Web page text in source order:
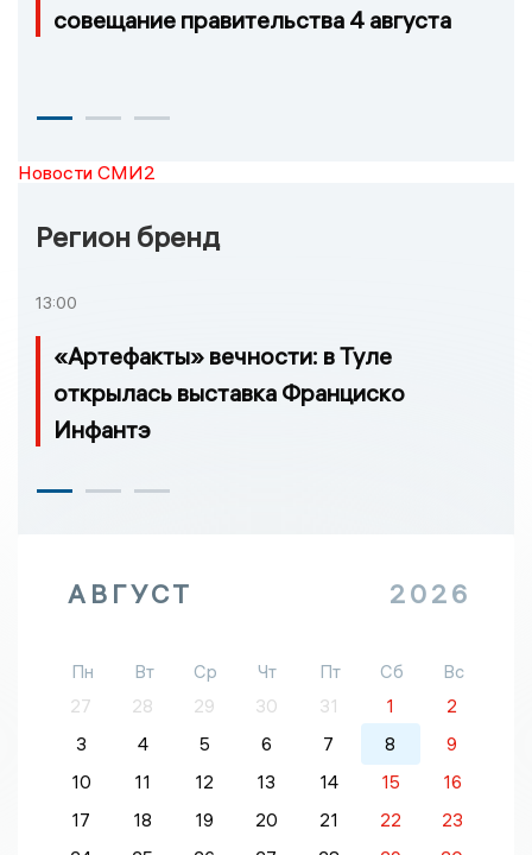
совещание правительства 4 августа
Новости СМИ2
Регион бренд
13:00
«Артефакты» вечности: в Туле
открылась выставка Франциско
Инфантэ
АВГУСТ 2026
Пн Вт Ср Чт Пт Сб
Вс
27
28 29 30 31 1
2
3
4 5 6 7 8
9
10
11 12 13 14 15
16
17
18 19 20 21 22
23